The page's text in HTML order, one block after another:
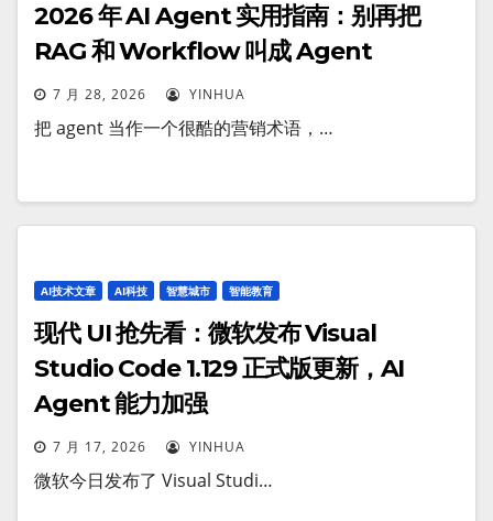
2026 年 AI Agent 实用指南：别再把
RAG 和 Workflow 叫成 Agent
7 月 28, 2026 YINHUA
把 agent 当作一个很酷的营销术语，…
AI技术文章 AI科技 智慧城市 智能教育
现代 UI 抢先看：微软发布 Visual
Studio Code 1.129 正式版更新，AI
Agent 能力加强
7 月 17, 2026 YINHUA
微软今日发布了 Visual Studi…